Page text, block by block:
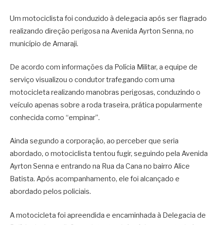
Um motociclista foi conduzido à delegacia após ser flagrado
realizando direção perigosa na Avenida Ayrton Senna, no
município de Amaraji.
De acordo com informações da Polícia Militar, a equipe de
serviço visualizou o condutor trafegando com uma
motocicleta realizando manobras perigosas, conduzindo o
veículo apenas sobre a roda traseira, prática popularmente
conhecida como “empinar”.
Ainda segundo a corporação, ao perceber que seria
abordado, o motociclista tentou fugir, seguindo pela Avenida
Ayrton Senna e entrando na Rua da Cana no bairro Alice
Batista. Após acompanhamento, ele foi alcançado e
abordado pelos policiais.
A motocicleta foi apreendida e encaminhada à Delegacia de